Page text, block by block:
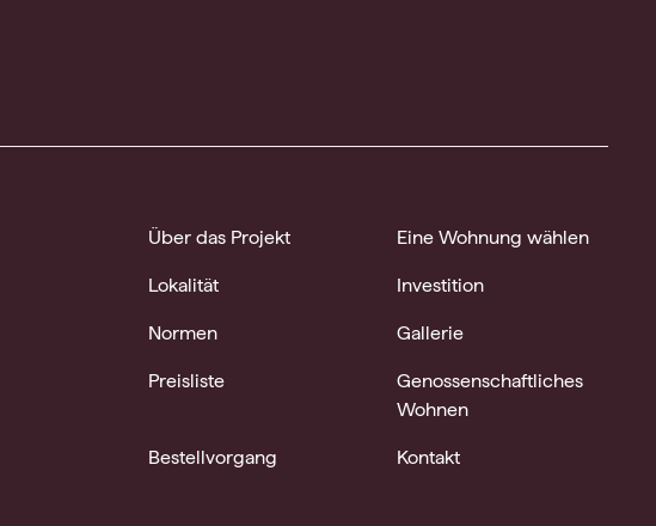
Über das Projekt Eine Wohnung wählen
Lokalität Investition
Normen Gallerie
Preisliste
Genossenschaftliches
Wohnen
Bestellvorgang Kontakt